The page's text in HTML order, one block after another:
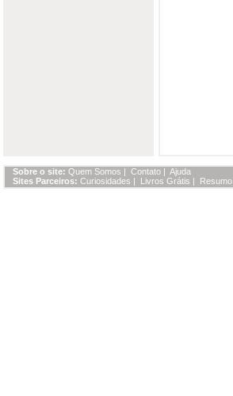
Sobre o site: Quem Somos | Contato | Ajuda
Sites Parceiros: Curiosidades | Livros Grátis | Resumo